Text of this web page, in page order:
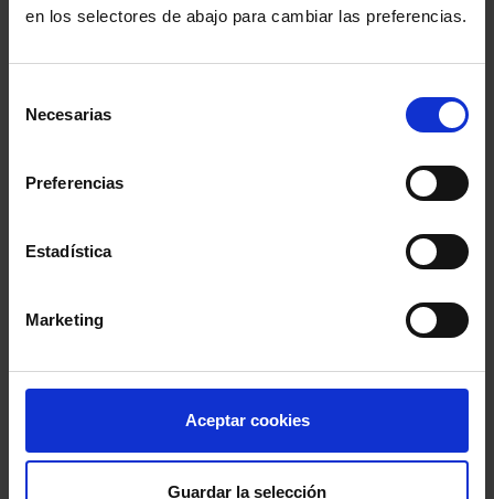
en los selectores de abajo para cambiar las preferencias.
Necesarias
Preferencias
Estadística
Marketing
Aceptar cookies
Guardar la selección